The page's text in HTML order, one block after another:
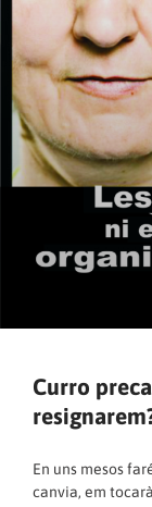
Curro
En uns mesos
canvia, em